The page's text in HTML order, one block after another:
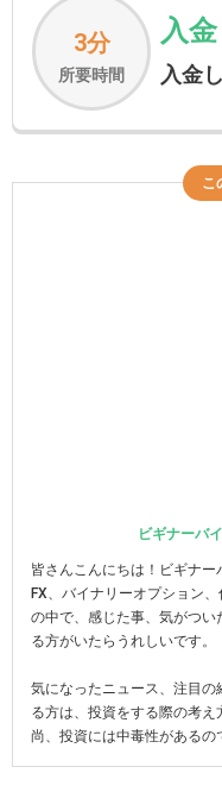
3分
所要時間
入金
入金
こ
ビギナーバ
皆さんこんにちは！ビギナー
FX、バイナリーオプション
の中で、感じた事、気がつ
る方がいたらうれしいです。
気になったニュース、注目
る方は、投資をする際の考え
尚、投資には中毒性があるの